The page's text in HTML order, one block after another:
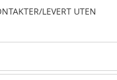
LEVERT UTEN